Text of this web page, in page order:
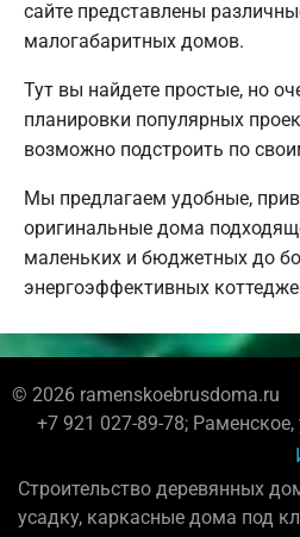
сайте представлены
малогабаритных домов.
Тут вы найдете простые, но
планировки популярных
возможно подстроить по
Мы предлагаем удобные,
оригинальные дома
маленьких и бюджетных до
энергоэффективных
© 2026 ramenskoebrusdoma.ru
+7 921 027-89-78;
Строительство деревянных
усадку, каркасные дома под